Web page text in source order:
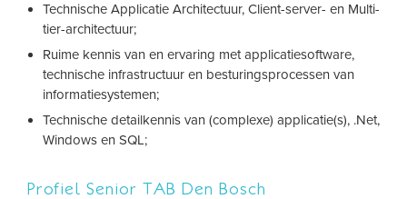
Technische Applicatie Architectuur, Client-server- en Multi-
tier-architectuur;
Ruime kennis van en ervaring met applicatiesoftware,
technische infrastructuur en besturingsprocessen van
informatiesystemen;
Technische detailkennis van (complexe) applicatie(s), .Net,
Windows en SQL;
Profiel Senior TAB Den Bosch